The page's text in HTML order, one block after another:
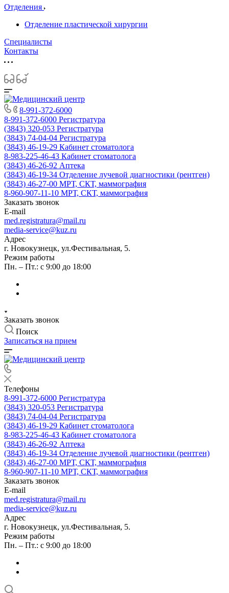
Отделения
Отделение пластической хирургии
Специалисты
Контакты
8-991-372-6000
8-991-372-6000 Регистратура
(3843) 320-053 Регистратура
(3843) 74-04-04 Регистратура
(3843) 46-19-29 Кабинет стоматолога
8-983-225-46-43 Кабинет стоматолога
(3843) 46-26-92 Аптека
(3843) 46-19-34 Отделение лучевой диагностики (рентген)
(3843) 46-27-00 МРТ, СКТ, маммография
8-960-907-11-10 МРТ, СКТ, маммография
Заказать звонок
E-mail
med.registratura@mail.ru
media-service@kuz.ru
Адрес
г. Новокузнецк, ул.Фестивальная, 5.
Режим работы
Пн. – Пт.: с 9:00 до 18:00
Заказать звонок
Поиск
Записаться на прием
Телефоны
8-991-372-6000 Регистратура
(3843) 320-053 Регистратура
(3843) 74-04-04 Регистратура
(3843) 46-19-29 Кабинет стоматолога
8-983-225-46-43 Кабинет стоматолога
(3843) 46-26-92 Аптека
(3843) 46-19-34 Отделение лучевой диагностики (рентген)
(3843) 46-27-00 МРТ, СКТ, маммография
8-960-907-11-10 МРТ, СКТ, маммография
Заказать звонок
E-mail
med.registratura@mail.ru
media-service@kuz.ru
Адрес
г. Новокузнецк, ул.Фестивальная, 5.
Режим работы
Пн. – Пт.: с 9:00 до 18:00